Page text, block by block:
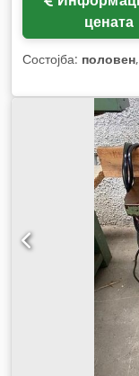
цената
Состојба: половен